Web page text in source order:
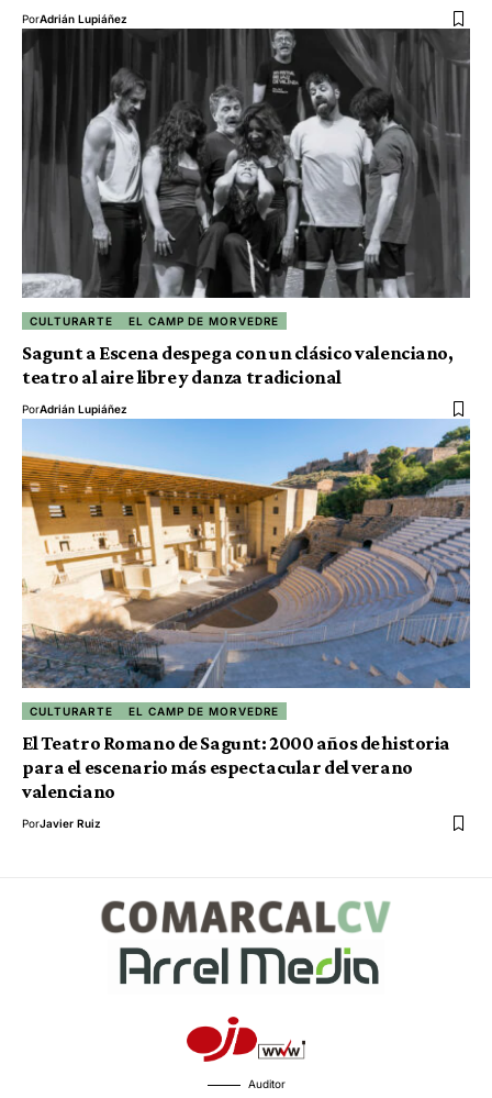
PorAdrián Lupiáñez
CULTURARTE EL CAMP DE MORVEDRE
Sagunt a Escena despega con un clásico valenciano,
teatro al aire libre y danza tradicional
PorAdrián Lupiáñez
CULTURARTE EL CAMP DE MORVEDRE
El Teatro Romano de Sagunt: 2000 años de historia
para el escenario más espectacular del verano
valenciano
PorJavier Ruiz
Auditor